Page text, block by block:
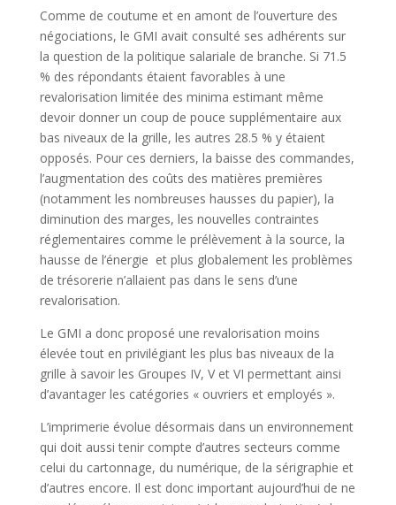
Comme de coutume et en amont de l’ouverture des
négociations, le GMI avait consulté ses adhérents sur
la question de la politique salariale de branche. Si 71.5
% des répondants étaient favorables à une
revalorisation limitée des minima estimant même
devoir donner un coup de pouce supplémentaire aux
bas niveaux de la grille, les autres 28.5 % y étaient
opposés. Pour ces derniers, la baisse des commandes,
l’augmentation des coûts des matières premières
(notamment les nombreuses hausses du papier), la
diminution des marges, les nouvelles contraintes
réglementaires comme le prélèvement à la source, la
hausse de l’énergie et plus globalement les problèmes
de trésorerie n’allaient pas dans le sens d’une
revalorisation.
Le GMI a donc proposé une revalorisation moins
élevée tout en privilégiant les plus bas niveaux de la
grille à savoir les Groupes IV, V et VI permettant ainsi
d’avantager les catégories « ouvriers et employés ».
L’imprimerie évolue désormais dans un environnement
qui doit aussi tenir compte d’autres secteurs comme
celui du cartonnage, du numérique, de la sérigraphie et
d’autres encore. Il est donc important aujourd’hui de ne